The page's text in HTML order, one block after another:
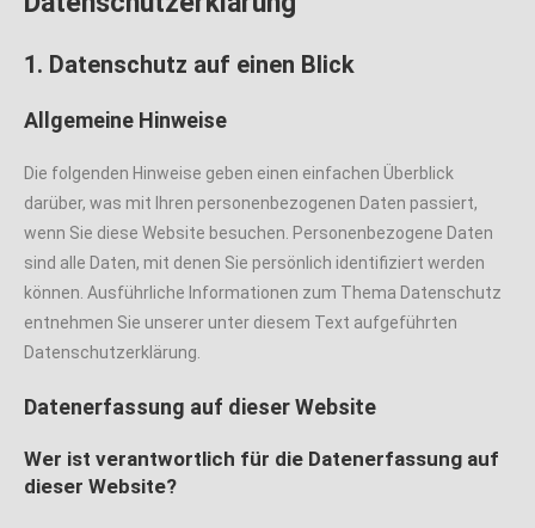
1. Datenschutz auf einen Blick
Allgemeine Hinweise
Die folgenden Hinweise geben einen einfachen Überblick
darüber, was mit Ihren personenbezogenen Daten passiert,
wenn Sie diese Website besuchen. Personenbezogene Daten
sind alle Daten, mit denen Sie persönlich identifiziert werden
können. Ausführliche Informationen zum Thema Datenschutz
entnehmen Sie unserer unter diesem Text aufgeführten
Datenschutzerklärung.
Datenerfassung auf dieser Website
Wer ist verantwortlich für die Datenerfassung auf
dieser Website?